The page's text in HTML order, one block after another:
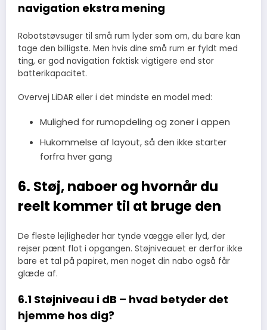
navigation ekstra mening
Robotstøvsuger til små rum lyder som om, du bare kan
tage den billigste. Men hvis dine små rum er fyldt med
ting, er god navigation faktisk vigtigere end stor
batterikapacitet.
Overvej LiDAR eller i det mindste en model med:
Mulighed for rumopdeling og zoner i appen
Hukommelse af layout, så den ikke starter
forfra hver gang
6. Støj, naboer og hvornår du
reelt kommer til at bruge den
De fleste lejligheder har tynde vægge eller lyd, der
rejser pænt flot i opgangen. Støjniveauet er derfor ikke
bare et tal på papiret, men noget din nabo også får
glæde af.
6.1 Støjniveau i dB – hvad betyder det
hjemme hos dig?